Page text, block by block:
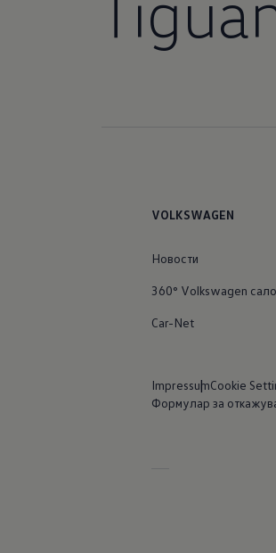
VOLKSWAGEN
Новости
360° Volkswagen
Car-Net
ImpressumCookie
Формулар за